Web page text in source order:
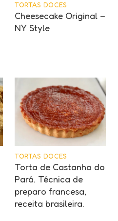
TORTAS DOCES
Cheesecake Original –
NY Style
TORTAS DOCES
Torta de Castanha do
Pará. Técnica de
preparo francesa,
receita brasileira.